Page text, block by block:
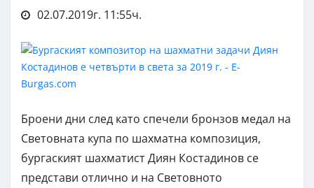
02.07.2019г. 11:55ч.
Броени дни след като спечели бронзов медал на
Световната купа по шахматна композиция,
бургаският шахматист Диян Костадинов се
представи отлично и на Световното